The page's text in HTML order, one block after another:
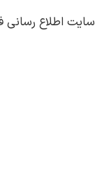
سایت اطلاع رسانی